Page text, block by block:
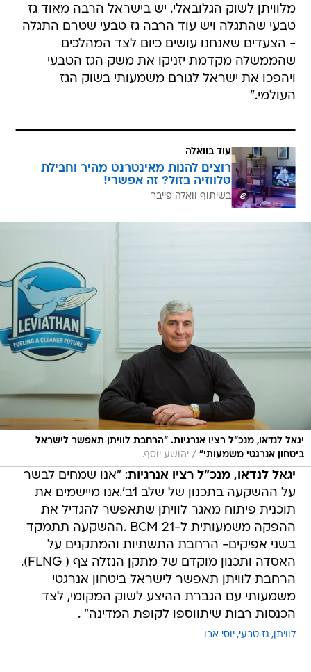
מלוויתן לשוק הגלובאלי. יש בישראל הרבה מאוד גז
טבעי שהתגלה ויש עוד הרבה גז טבעי שטרם התגלה
- הצעדים שאנחנו עושים כיום לצד המהלכים
שהממשלה מקדמת יזניקו את משק הגז הטבעי
ויהפכו את ישראל לגורם משמעותי בשוק הגז
העולמי."
עוד בוואלה
רוצים להנות מאינטרנט מהיר וחבילת
טלווזיה בזול? זה אפשרי!
בשיתוף וואלה פייבר
יגאל לנדאו, מנכ"ל רציו אנרגיות. "הרחבת לוויתן תאפשר לישראל
ביטחון אנרגטי משמעותי" / יהושע יוסף.
יגאל לנדאו, מנכ"ל רציו אנרגיות: "אנו שמחים לבשר
על ההשקעה בתכנון של שלב 1ב'.אנו מיישמים את
תוכנית פיתוח מאגר לוויתן שתאפשר להגדיל את
ההפקה משמעותית ל-21 BCM .ההשקעה תתמקד
בשני אפיקים- הרחבת התשתיות והמתקנים על
האסדה ותכנון מוקדם של מתקן הנזלה צף ( FLNG).
הרחבת לוויתן תאפשר לישראל ביטחון אנרגטי
משמעותי עם הגברת ההיצע לשוק המקומי, לצד
הכנסות רבות שיתווספו לקופת המדינה" .
לוויתן גז טבעי יוסי אבו